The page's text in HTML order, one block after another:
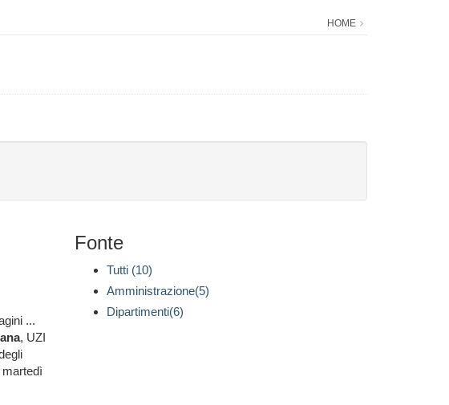
HOME
...
, UZI
martedì
Fonte
Tutti (10)
Amministrazione(5)
Dipartimenti(6)